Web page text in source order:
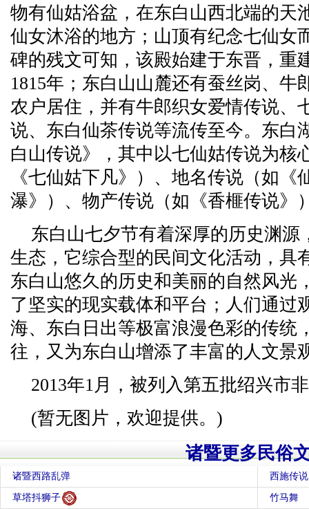
物有仙姑浴盆，在东白山西北端的天
仙女沐浴的地方；山顶有纪念七仙女
碑的残文可知，该殿始建于东晋，重
1815年；东白山山麓还有蚕丝岗、牛
农户居住，并有牛郎织女爱情传说、
说、东白仙茶传说等流传至今。东白
白山传说》，其中以七仙姑传说为核
《七仙姑下凡》）、地名传说（如《
瀑》）、物产传说（如《香榧传说》
东白山七夕节有着深厚的历史渊源
生态，它综合型的民间文化活动，具
东白山悠久的历史和美丽的自然风光
了坚实的现实载体和平台；人们通过
海、东白日出等极富浪漫色彩的传统
往，又为东白山增添了丰富的人文景
2013年1月，被列入第五批绍兴市
(暂无图片，欢迎提供。)
诸暨更多民俗
诸暨西路乱弹 西施传说
草塔抖狮子 竹马舞